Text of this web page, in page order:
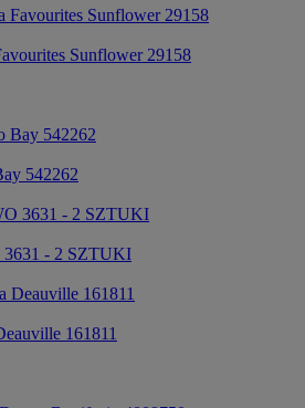
Sunflower 29158
542262
- 2 SZTUKI
161811